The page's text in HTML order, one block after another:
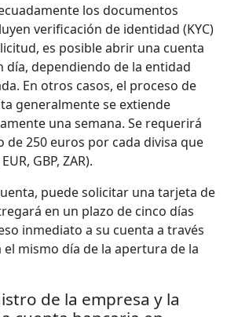
los documentos
verificación de identidad (KYC)
es posible abrir una cuenta
día, dependiendo de la entidad
En otros casos, el proceso de
generalmente se extiende
una semana. Se requerirá
250 euros por cada divisa que
GBP, ZAR).
puede solicitar una tarjeta de
en un plazo de cinco días
inmediato a su cuenta a través
el mismo día de la apertura de la
de la empresa y la